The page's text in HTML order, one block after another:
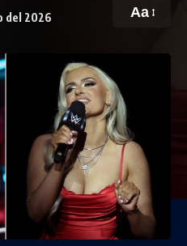
del 2026 Aa